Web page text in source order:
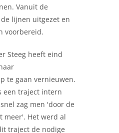
Vanuit de
lijnen uitgezet en
voorbereid.
Steeg heeft eind
te gaan vernieuwen.
een traject intern
zag men 'door de
meer'. Het werd al
traject de nodige